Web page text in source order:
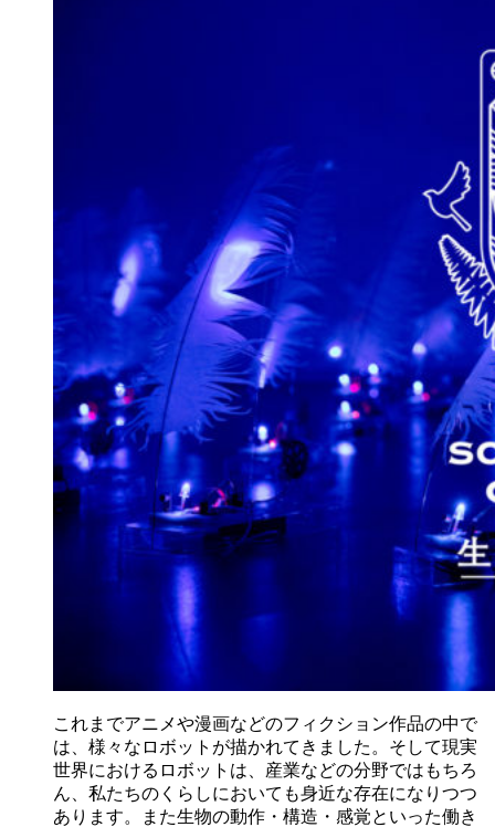
これまでアニメや漫画などのフィクション作品の中で
は、様々なロボットが描かれてきました。そして現実
世界におけるロボットは、産業などの分野ではもちろ
ん、私たちのくらしにおいても身近な存在になりつつ
あります。また生物の動作・構造・感覚といった働き